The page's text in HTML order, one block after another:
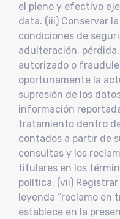
el pleno y efectivo
data. (iii) Conservar
condiciones de
adulteración,
autorizado o
oportunamente la
supresión de los
información
tratamiento dentro
contados a partir de
consultas y los
titulares en los
política. (vii)
leyenda “reclamo en
establece en la